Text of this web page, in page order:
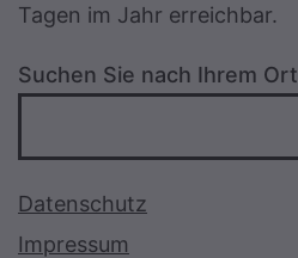
Tagen im Jahr erreichbar.
Suchen Sie nach Ihrem Ort
Datenschutz
Impressum